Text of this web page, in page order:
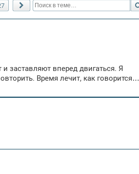
След.
заставляют вперед двигаться. Я
Время лечит, как говорится…